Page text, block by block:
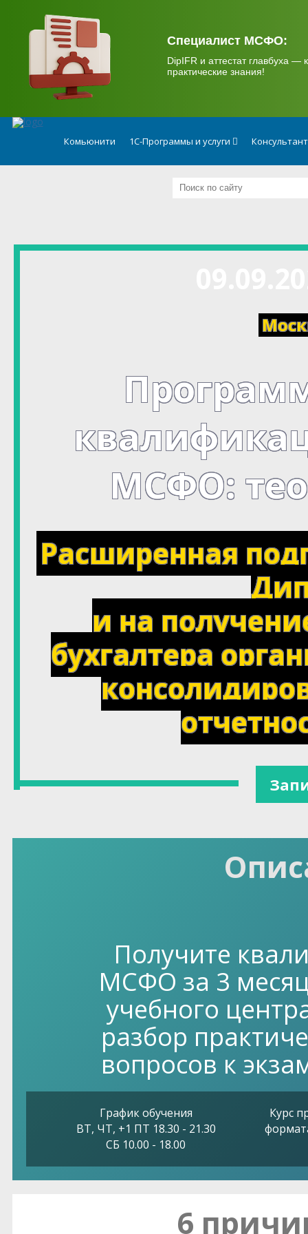
Специалист МСФО:
DipIFR и аттестат главбуха —
практические знания!
Комьюнити 1С-Программы и услуги
МСФО:
Расширенная
и на
бухгалтера
Получите
МСФО за 3
учебного
разбор
вопросов к
График обучения
ВТ, ЧТ, +1 ПТ 18.30 - 21.30
СБ 10.00 - 18.00
Курс
6